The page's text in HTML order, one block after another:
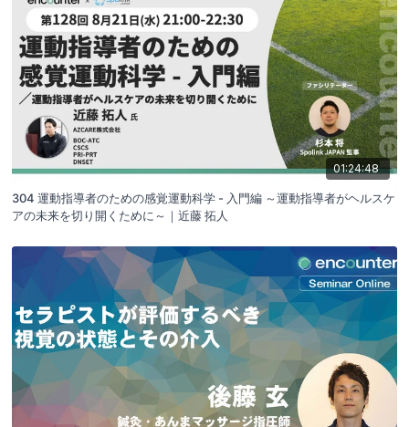
01:24:48
304 運動指導者のための感覚運動科学 - 入門編 ～運動指導者がヘルスケ
アの未来を切り開くために～｜近藤 拓人